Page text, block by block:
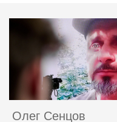
Олег Сенцов